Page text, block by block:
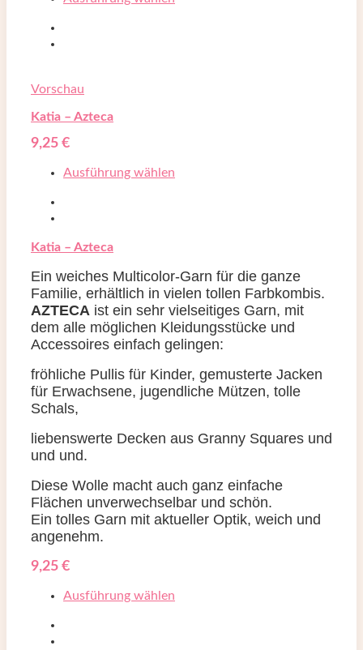
Vorschau
Katia – Azteca
9,25 €
Ausführung wählen
Katia – Azteca
Ein weiches Multicolor-Garn für die ganze
Familie, erhältlich in vielen tollen Farbkombis.
AZTECA ist ein sehr vielseitiges Garn, mit
dem alle möglichen Kleidungsstücke und
Accessoires einfach gelingen:
fröhliche Pullis für Kinder, gemusterte Jacken
für Erwachsene, jugendliche Mützen, tolle
Schals,
liebenswerte Decken aus Granny Squares und
und und.
Diese Wolle macht auch ganz einfache
Flächen unverwechselbar und schön.
Ein tolles Garn mit aktueller Optik, weich und
angenehm.
9,25 €
Ausführung wählen